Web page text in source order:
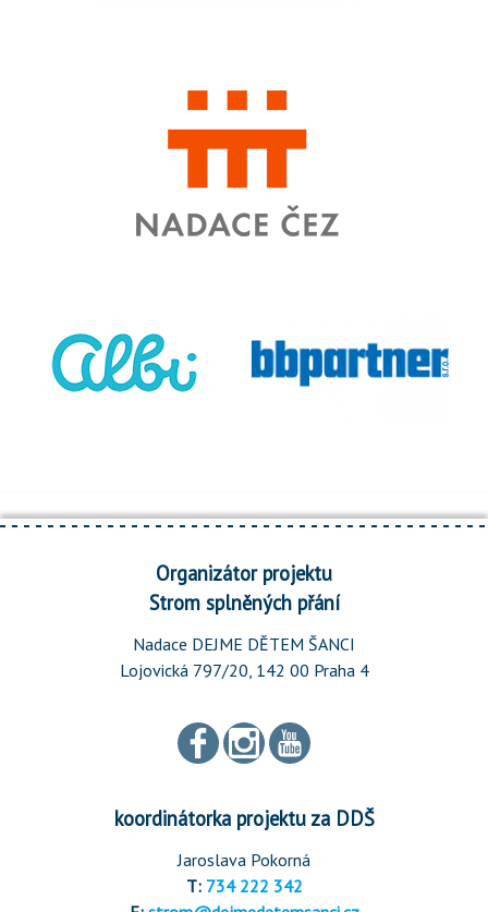
Organizátor projektu
Strom splněných přání
Nadace DEJME DĚTEM ŠANCI
Lojovická 797/20, 142 00 Praha 4
koordinátorka projektu za DDŠ
Jaroslava Pokorná
T: 734 222 342